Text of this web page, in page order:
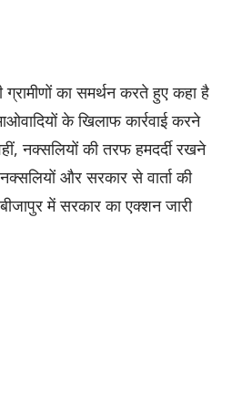
ग्रामीणों का समर्थन करते हुए कहा है
के खिलाफ कार्रवाई करने
नक्सलियों की तरफ हमदर्दी रखने
और सरकार से वार्ता की
में सरकार का एक्शन जारी